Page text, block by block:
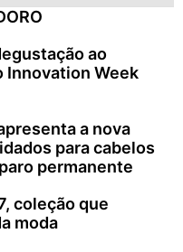
ao
Innovation Week
a nova
para cabelos
permanente
coleção que
moda